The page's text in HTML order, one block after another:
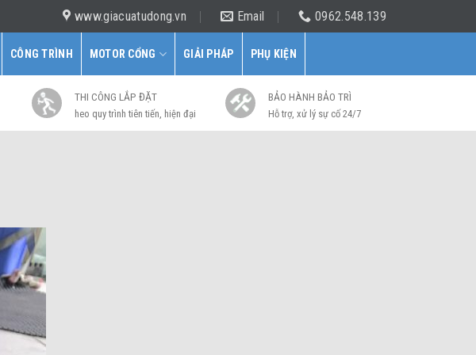
www.giacuatudong.vn Email 0962.548.139
CÔNG TRÌNH MOTOR CỔNG GIẢI PHÁP PHỤ KIỆN
THI CÔNG LẮP ĐẶT
heo quy trình tiên tiến, hiện đại
BẢO HÀNH BẢO TRÌ
Hỗ trợ, xử lý sự cố 24/7